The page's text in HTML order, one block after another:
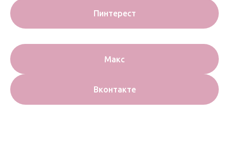
Пинтерест
Макс
Вконтакте